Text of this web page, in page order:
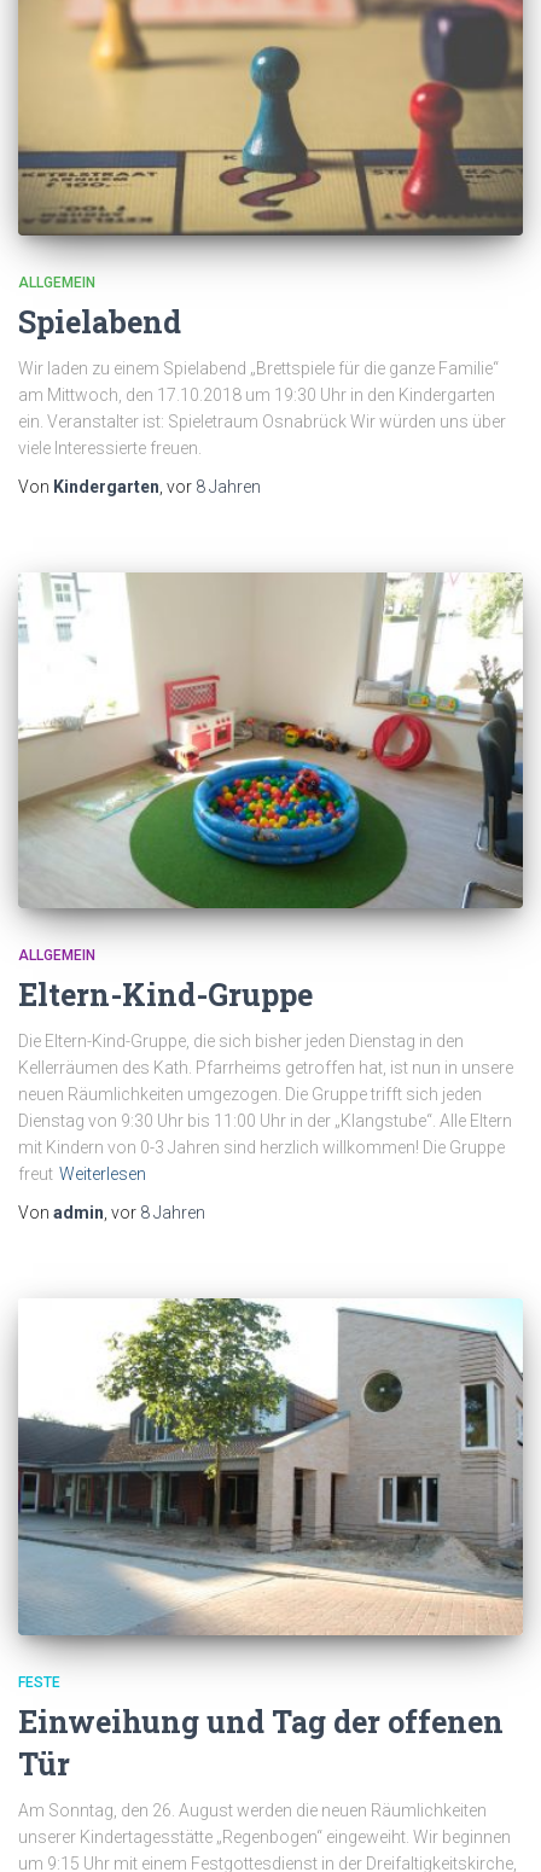
ALLGEMEIN
Spielabend
Wir laden zu einem Spielabend „Brettspiele für die ganze Familie“
am Mittwoch, den 17.10.2018 um 19:30 Uhr in den Kindergarten
ein. Veranstalter ist: Spieletraum Osnabrück Wir würden uns über
viele Interessierte freuen.
Von Kindergarten , vor 8 Jahren
ALLGEMEIN
Eltern-Kind-Gruppe
Die Eltern-Kind-Gruppe, die sich bisher jeden Dienstag in den
Kellerräumen des Kath. Pfarrheims getroffen hat, ist nun in unsere
neuen Räumlichkeiten umgezogen. Die Gruppe trifft sich jeden
Dienstag von 9:30 Uhr bis 11:00 Uhr in der „Klangstube“. Alle Eltern
mit Kindern von 0-3 Jahren sind herzlich willkommen! Die Gruppe
freut Weiterlesen
Von admin, vor 8 Jahren
FESTE
Einweihung und Tag der offenen
Tür
Am Sonntag, den 26. August werden die neuen Räumlichkeiten
unserer Kindertagesstätte „Regenbogen“ eingeweiht. Wir beginnen
um 9:15 Uhr mit einem Festgottesdienst in der Dreifaltigkeitskirche,